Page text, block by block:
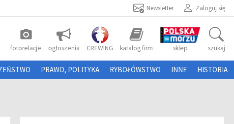
Zaloguj się
Newsletter
photo_camera
fotorelacje ogłoszenia CREWING katalog firm sklep szukaj
PRAWO, POLITYKA RYBOŁÓWSTWO INNE HISTORIA